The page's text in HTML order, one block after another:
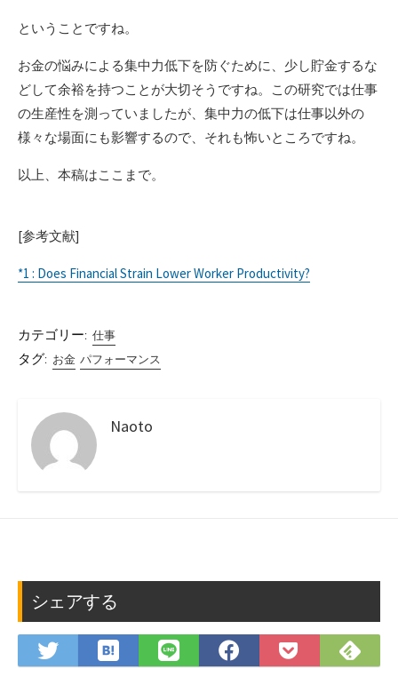
ということですね。
お金の悩みによる集中力低下を防ぐために、少し貯金するな
どして余裕を持つことが大切そうですね。この研究では仕事
の生産性を測っていましたが、集中力の低下は仕事以外の
様々な場面にも影響するので、それも怖いところですね。
以上、本稿はここまで。
[参考文献]
*1 : Does Financial Strain Lower Worker Productivity?
カテゴリー: 仕事
タグ: お金 パフォーマンス
Naoto
シェアする
Twitter
で
は
て
LINE
で
Facebook
で
Pocket
に
で